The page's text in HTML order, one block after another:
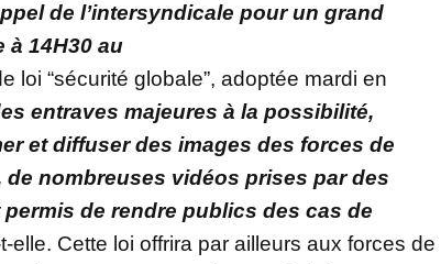
de l’intersyndicale pour un grand
à 14H30 au
loi “sécurité globale”, adoptée mardi en
entraves majeures à la possibilité,
et diffuser des images des forces de
de nombreuses vidéos prises par des
de rendre publics des cas de
elle. Cette loi offrira par ailleurs aux forces de